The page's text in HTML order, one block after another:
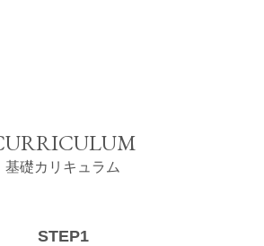
基礎カリキュラム
STEP1